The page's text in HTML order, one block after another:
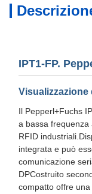
IPT1-FP.
Il Pepperl+Fuchs
a bassa frequenza
RFID
integrata e può
comunicazione
DPCostruito
compatto offre